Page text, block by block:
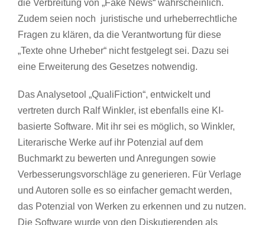
die Verbreitung von „Fake News“ wahrscheinlich.
Zudem seien noch juristische und urheberrechtliche
Fragen zu klären, da die Verantwortung für diese
„Texte ohne Urheber“ nicht festgelegt sei. Dazu sei
eine Erweiterung des Gesetzes notwendig.
Das Analysetool „QualiFiction“, entwickelt und
vertreten durch Ralf Winkler, ist ebenfalls eine KI-
basierte Software. Mit ihr sei es möglich, so Winkler,
Literarische Werke auf ihr Potenzial auf dem
Buchmarkt zu bewerten und Anregungen sowie
Verbesserungsvorschläge zu generieren. Für Verlage
und Autoren solle es so einfacher gemacht werden,
das Potenzial von Werken zu erkennen und zu nutzen.
Die Software wurde von den Diskutierenden als